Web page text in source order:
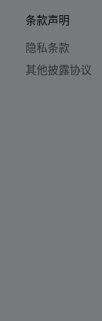
条款声明
隐私条款
其他披露协议